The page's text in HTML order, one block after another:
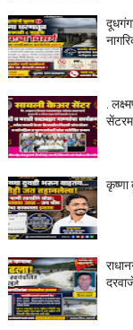
.
कृष्णा